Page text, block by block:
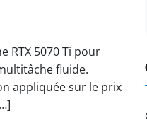
RTX 5070 Ti pour
fluide.
appliquée sur le prix